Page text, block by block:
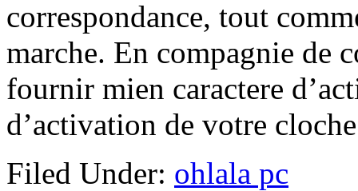
correspondance, tout
marche. En compagnie de
fournir mien caractere
d’activation de votre
Filed Under: ohlala pc